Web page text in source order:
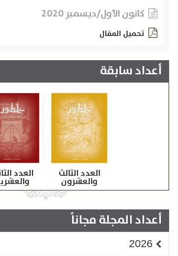
كانون الأول/ديسمبر 2020
تحميل المقال
أعداد سابقة
العدد الثالث
والعشرون
العدد
أعداد المجلة مجاناً
2026